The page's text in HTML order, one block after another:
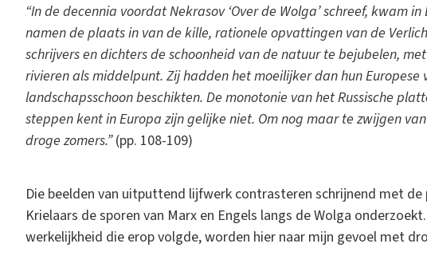
“In de decennia voordat Nekrasov ‘Over de Wolga’ schreef, kwam
namen de plaats in van de kille, rationele opvattingen van de
schrijvers en dichters de schoonheid van de natuur te bejubelen,
rivieren als middelpunt. Zij hadden het moeilijker dan hun
landschapsschoon beschikten. De monotonie van het Russische
steppen kent in Europa zijn gelijke niet. Om nog maar te zwijgen
droge zomers.”(pp. 108-109)
Die beelden van uitputtend lijfwerk contrasteren schrijnend met
Krielaars de sporen van Marx en Engels langs de Wolga
werkelijkheid die erop volgde, worden hier naar mijn gevoel met